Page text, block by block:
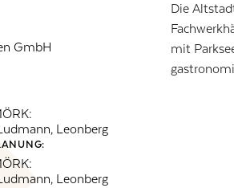
GmbH
Leonberg
Leonberg
Die
mit